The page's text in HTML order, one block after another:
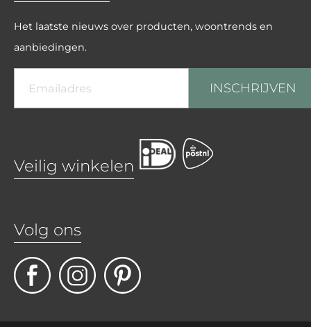
Het laatste nieuws over producten, woontrends en
aanbiedingen.
INSCHRIJVEN
Veilig winkelen
Volg ons